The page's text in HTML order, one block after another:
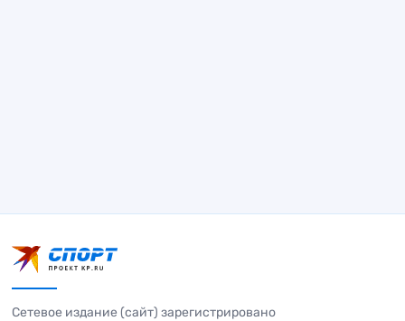
Сетевое издание (сайт) зарегистрировано